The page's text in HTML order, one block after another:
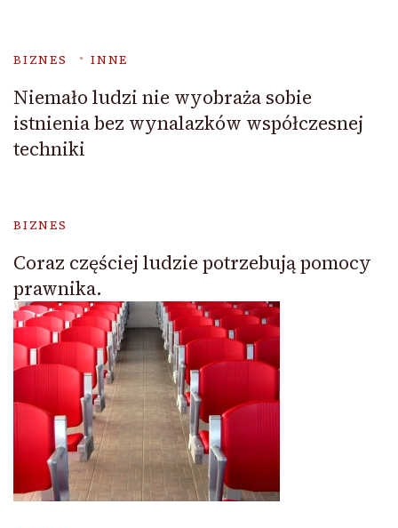
BIZNES INNE
Niemało ludzi nie wyobraża sobie
istnienia bez wynalazków współczesnej
techniki
BIZNES
Coraz częściej ludzie potrzebują pomocy
prawnika.